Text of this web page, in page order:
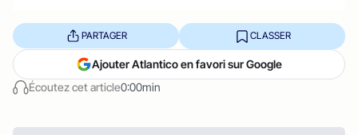
Écoutez cet article0:00min
PARTAGER CLASSER
Ajouter Atlantico en favori sur Google